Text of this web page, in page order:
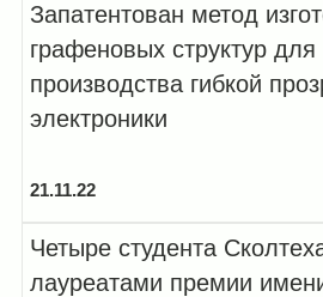
Запатентован метод
графеновых структур для
производства гибкой
электроники
21.11.22
Четыре студента
лауреатами премии